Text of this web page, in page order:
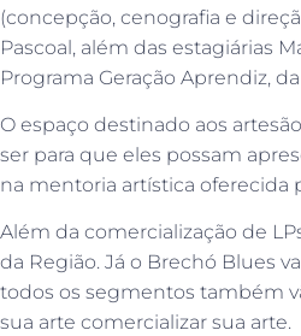
(concepção, cenografia e
Pascoal, além das estagiárias
Programa Geração Aprendiz,
O espaço destinado aos
ser para que eles possam
na mentoria artística oferecida
Além da comercialização de
da Região. Já o Brechó Blues
todos os segmentos também
sua arte comercializar sua arte.